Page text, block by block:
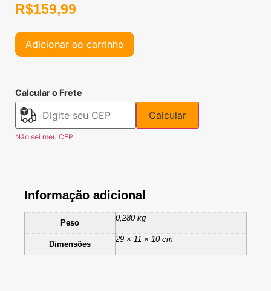
R$159,99
Adicionar ao carrinho
Calcular o Frete
Calcular
Não sei meu CEP
Informação adicional
Peso
0,280 kg
Dimensões
29 × 11 × 10 cm